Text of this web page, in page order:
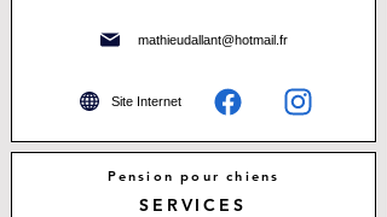
mathieudallant@hotmail.fr
Site Internet
Pension pour chiens
SERVICES